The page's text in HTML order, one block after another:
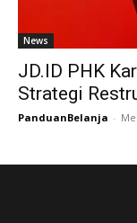
News
JD.ID PHK
Strategi
PanduanBelanja -